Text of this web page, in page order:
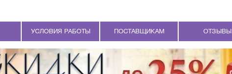
УСЛОВИЯ РАБОТЫ ПОСТАВЩИКАМ ОТЗЫВЫ